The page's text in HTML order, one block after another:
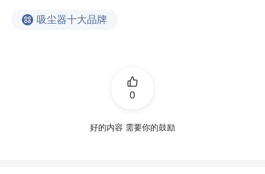
吸尘器十大品牌
0
好的内容 需要你的鼓励